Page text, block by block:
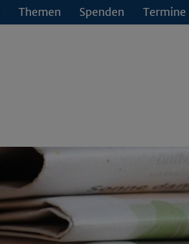
Themen Spenden Termine